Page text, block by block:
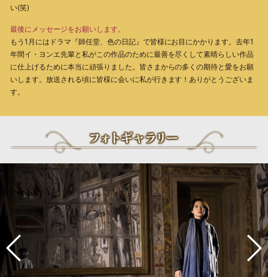
い(笑)
最後にメッセージをお願いします。
もう1月にはドラマ『師任堂、色の日記』で皆様にお目にかかります。去年1
年間イ・ヨンエ先輩と私がこの作品のために最善を尽くして素晴らしい作品
に仕上げるために本当に頑張りました。皆さまからの多くの期待と愛をお願
いします。放送される頃に皆様に会いに私が行きます！ありがとうございま
す。